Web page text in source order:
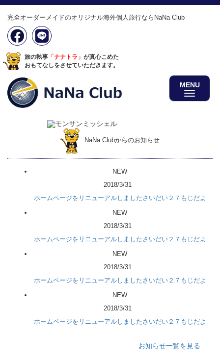
完全オーダーメイドのオリジナル海外個人旅行ならNaNa Club
旅の執事 「ナナトラ」 が真心こめた
おもてなしをさせていただきます。
MENU
NaNa Clubからのお知らせ
NEW
2018/3/31
ホームページをリニューアルしましたさいだい２７もじだよ
NEW
2018/3/31
ホームページをリニューアルしましたさいだい２７もじだよ
NEW
2018/3/31
ホームページをリニューアルしましたさいだい２７もじだよ
NEW
2018/3/31
ホームページをリニューアルしましたさいだい２７もじだよ
お知らせ一覧を見る